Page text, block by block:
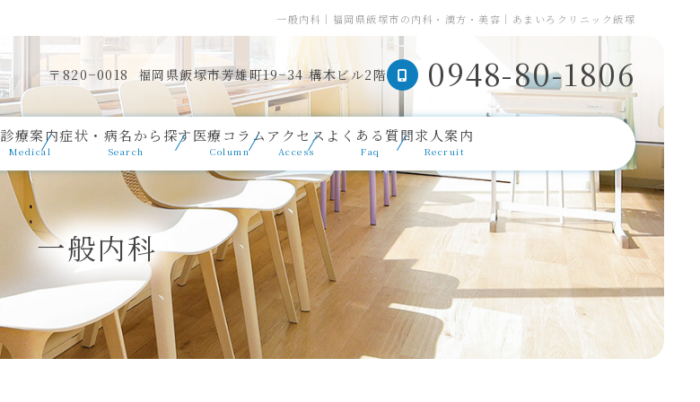
一般内科｜福岡県飯塚市の内科・漢方・美容｜あまいろクリニック飯塚
〒820−0018 福岡県飯塚市芳雄町19−34 構木ビル2階 0948-80-1806
診療案内
Medical
症状・病名から探す
Search
医療コラム
Column
アクセス
Access
よくある質問
Faq
求人案内
Recruit
一般内科